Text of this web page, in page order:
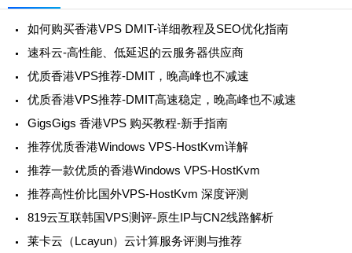
如何购买香港VPS DMIT-详细教程及SEO优化指南
速科云-高性能、低延迟的云服务器供应商
优质香港VPS推荐-DMIT，晚高峰也不减速
优质香港VPS推荐-DMIT高速稳定，晚高峰也不减速
GigsGigs 香港VPS 购买教程-新手指南
推荐优质香港Windows VPS-HostKvm详解
推荐一款优质的香港Windows VPS-HostKvm
推荐高性价比国外VPS-HostKvm 深度评测
819云互联韩国VPS测评-原生IP与CN2线路解析
莱卡云（Lcayun）云计算服务评测与推荐